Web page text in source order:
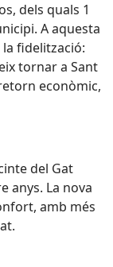
dels quals 1
A aquesta
fidelització:
tornar a Sant
econòmic,
del Gat
anys. La nova
amb més